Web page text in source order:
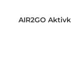
AIR2GO